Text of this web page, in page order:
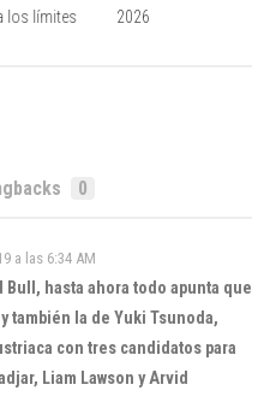
los límites
2026
0
a las 6:34 AM
Bull, hasta ahora todo apunta que
también la de Yuki Tsunoda,
con tres candidatos para
Liam Lawson y Arvid